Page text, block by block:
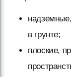
в грунте;
плоские,